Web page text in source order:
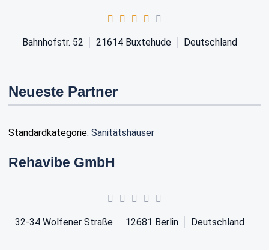
Bahnhofstr. 52 21614 Buxtehude Deutschland
Neueste Partner
Standardkategorie: Sanitätshäuser
Rehavibe GmbH
32-34 Wolfener Straße 12681 Berlin Deutschland